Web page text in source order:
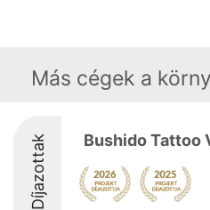
Más cégek a
Díjazottak Bushido Tattoo